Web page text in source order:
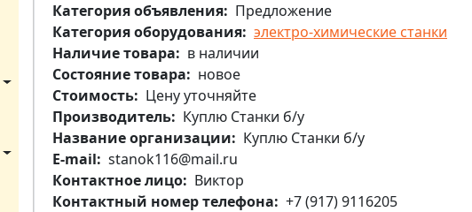
Категория объявления
Предложение
Категория оборудования электро-химические станки
Наличие товара
в наличии
Состояние товара
новое
Стоимость
Цену уточняйте
Производитель
Куплю Станки б/у
Название организации
Куплю Станки б/у
E-mail
stanok116@mail.ru
Контактное лицо
Виктор
Контактный номер телефона
+7 (917) 9116205